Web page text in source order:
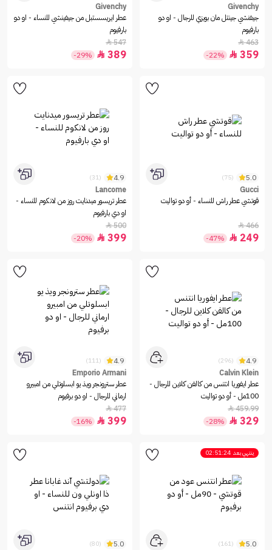
Givenchy
جيفنشي جينتل مان بويزي للرجال - او دو
بارفيوم
463

359

-22%
Givenchy
عطر ايريسستبل من جيفينشي للنساء - او دو
بارفيوم
547

389

-29%
5.0
(75)
Gucci
قوتشي عطر راش للنساء - أو دو تواليت
466

249

-47%
4.9
(31)
Lancome
عطر تريسور ميدنايت روز من لانكوم للنساء -
او دي بارفيوم
500

399

-20%
4.9
(296)
Calvin Klein
عطر ايفوريا انتنس من كالفن كلاين للرجال -
100مل - أو دو تواليت
459.99

329

-28%
4.9
(111)
Emporio Armani
عطر سترونجر ويذ يو ابسلوتلي من امبيرو
ارماني للرجال - او دو برفيوم
477

399

-16%
ينتهي بعد 02:51:24
5.0
(161)
5.0
(80)